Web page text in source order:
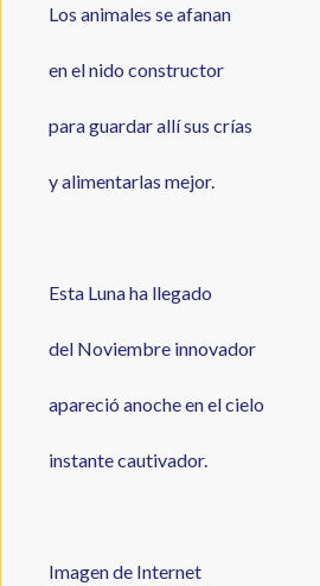
Los animales se afanan
en el nido constructor
para guardar allí sus crías
y alimentarlas mejor.
Esta Luna ha llegado
del Noviembre innovador
apareció anoche en el cielo
instante cautivador.
Imagen de Internet